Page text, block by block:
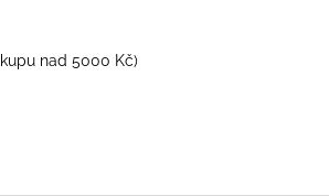
nad 5000 Kč)